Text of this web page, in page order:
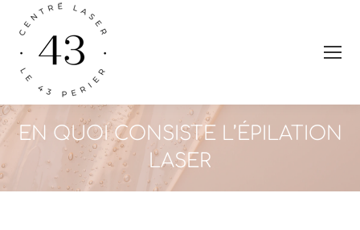
EN QUOI CONSISTE L’ÉPILATION
LASER